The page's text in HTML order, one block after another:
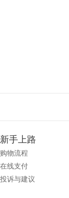
新手上路
购物流程
在线支付
投诉与建议